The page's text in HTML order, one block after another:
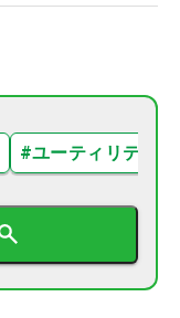
#ユーティリティ